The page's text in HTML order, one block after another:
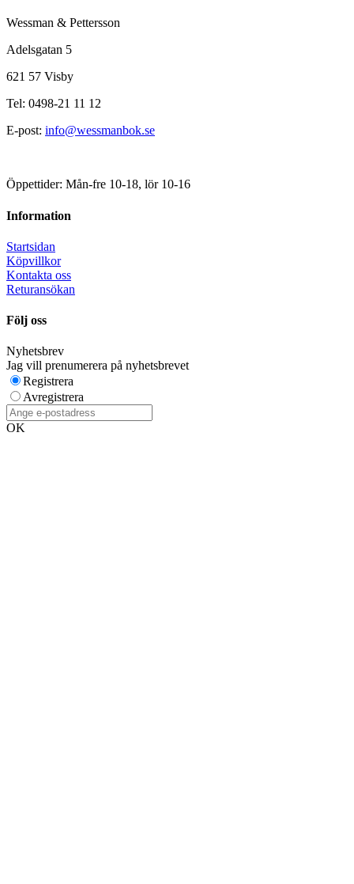
Wessman & Pettersson
Adelsgatan 5
621 57 Visby
Tel: 0498-21 11 12
E-post: info@wessmanbok.se
Öppettider: Mån-fre 10-18, lör 10-16
Information
Startsidan
Köpvillkor
Kontakta oss
Returansökan
Följ oss
Nyhetsbrev
Jag vill prenumerera på nyhetsbrevet
Registrera
Avregistrera
OK